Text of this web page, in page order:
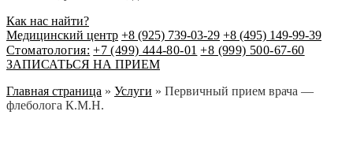
Как нас найти?
Медицинский центр +8 (925) 739-03-29 +8 (495) 149-99-39
Стоматология: +7 (499) 444-80-01 +8 (999) 500-67-60
ЗАПИСАТЬСЯ НА ПРИЕМ
Главная страница » Услуги » Первичный прием врача —
флеболога К.М.Н.